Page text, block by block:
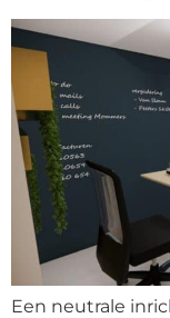
Een neutrale